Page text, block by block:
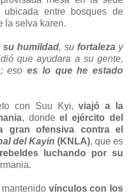
entre bosques de
la selva karen.
humildad, su fortaleza y
que ayudara a su gente,
; esoes lo que he estado
con Suu Kyi,viajó a la
, dondeel ejército del
gran ofensiva contra el
del Kayin (KNLA), que es
luchando por su
vínculos con los